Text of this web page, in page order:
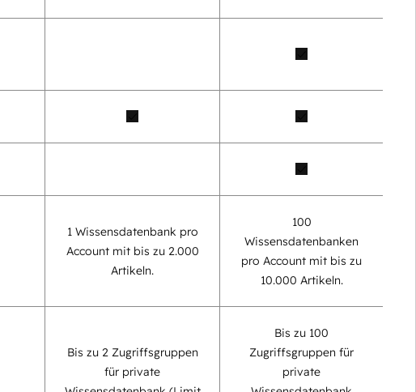
1 Wissensdatenbank pro
Account mit bis zu 2.000
Artikeln.
100
Wissensdatenbanken
pro Account mit bis zu
10.000 Artikeln.
Bis zu 2 Zugriffsgruppen
für private
Bis zu 100
Zugriffsgruppen für
private